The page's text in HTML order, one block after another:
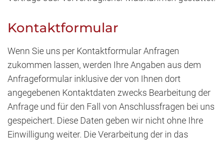
Kontaktformular
Wenn Sie uns per Kontaktformular Anfragen
zukommen lassen, werden Ihre Angaben aus dem
Anfrageformular inklusive der von Ihnen dort
angegebenen Kontaktdaten zwecks Bearbeitung der
Anfrage und für den Fall von Anschlussfragen bei uns
gespeichert. Diese Daten geben wir nicht ohne Ihre
Einwilligung weiter. Die Verarbeitung der in das